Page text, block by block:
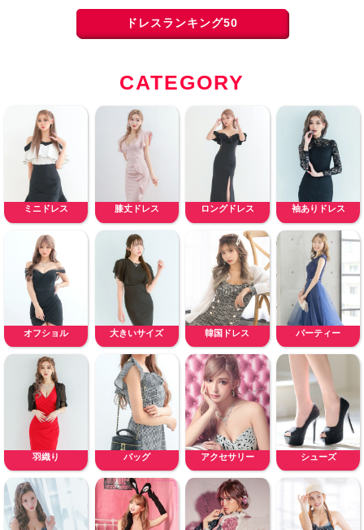
ドレスランキング50
CATEGORY
ミニドレス 膝丈ドレス ロングドレス 袖ありドレス
オフショル 大きいサイズ 韓国ドレス パーティー
羽織り バッグ アクセサリー シューズ